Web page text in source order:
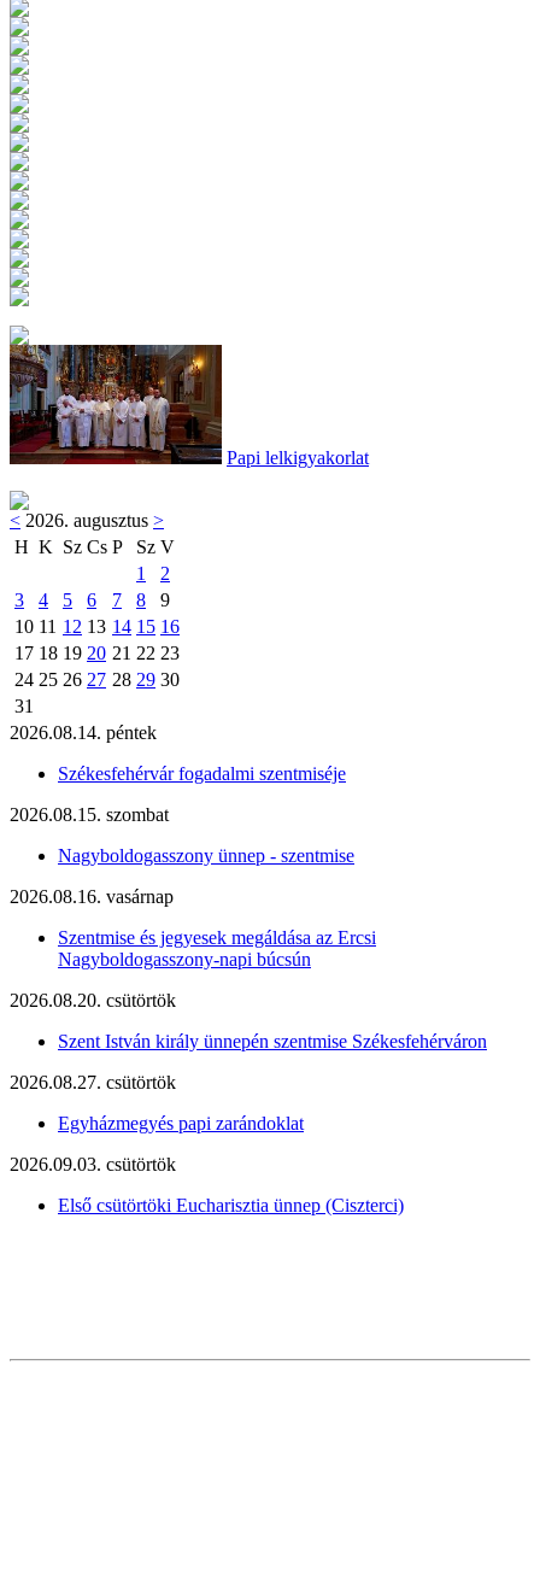
Papi lelkigyakorlat
< 2026. augusztus >
H K Sz Cs P Sz V
1
2
3
4 5 6 7 8
9
10 11 12 13 14 15 16
17 18 19 20 21 22 23
24 25 26 27 28 29 30
31
2026.08.14. péntek
Székesfehérvár fogadalmi szentmiséje
2026.08.15. szombat
Nagyboldogasszony ünnep - szentmise
2026.08.16. vasárnap
Szentmise és jegyesek megáldása az Ercsi
Nagyboldogasszony-napi búcsún
2026.08.20. csütörtök
Szent István király ünnepén szentmise Székesfehérváron
2026.08.27. csütörtök
Egyházmegyés papi zarándoklat
2026.09.03. csütörtök
Első csütörtöki Eucharisztia ünnep (Ciszterci)